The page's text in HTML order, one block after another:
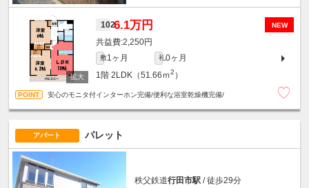
NEW
1026.1万円
2,250円
敷1ヶ月 礼0ヶ月
1階 2LDK（51.66ｍ2 ）
安心のモニタ付インターホン完備/便利な浴室乾燥機完備/
アパート パレット
秩父鉄道行田市駅 / 徒歩29分